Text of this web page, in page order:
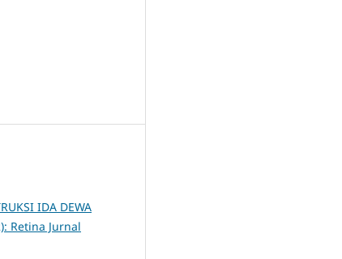
IDA DEWA
Retina Jurnal